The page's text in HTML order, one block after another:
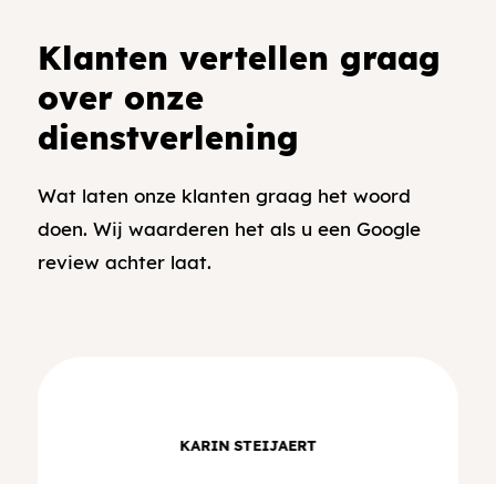
Klanten vertellen graag
over onze
dienstverlening
Wat laten onze klanten graag het woord
doen. Wij waarderen het als u een Google
review achter laat.
KARIN STEIJAERT